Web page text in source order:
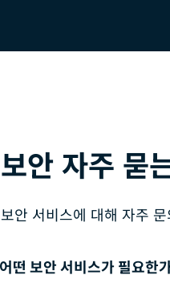
안 자주 묻
안 서비스에 대해 자주
떤 보안 서비스가 필요한